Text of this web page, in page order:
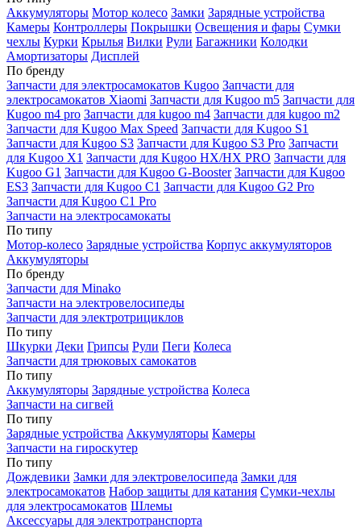
Аккумуляторы Мотор колесо Замки Зарядные устройства
Камеры Контроллеры Покрышки Освещения и фары Сумки
чехлы Курки Крылья Вилки Рули Багажники Колодки
Амортизаторы Дисплей
По бренду
Запчасти для электросамокатов Kugoo Запчасти для
электросамокатов Xiaomi Запчасти для Kugoo m5 Запчасти для
Кugoo m4 pro Запчасти для kugoo m4 Запчасти для kugoo m2
Запчасти для Kugoo Max Speed Запчасти для Kugoo S1
Запчасти для Kugoo S3 Запчасти для Kugoo S3 Pro Запчасти
для Kugoo X1 Запчасти для Kugoo HX/HX PRO Запчасти для
Kugoo G1 Запчасти для Kugoo G-Booster Запчасти для Kugoo
ES3 Запчасти для Kugoo C1 Запчасти для Kugoo G2 Pro
Запчасти для Kugoo C1 Pro
Запчасти на электросамокаты
По типу
Мотор-колесо Зарядные устройства Корпус аккумуляторов
Аккумуляторы
По бренду
Запчасти для Minako
Запчасти на электровелосипеды
Запчасти для электротрициклов
По типу
Шкурки Деки Грипсы Рули Пеги Колеса
Запчасти для трюковых самокатов
По типу
Аккумуляторы Зарядные устройства Колеса
Запчасти на сигвей
По типу
Зарядные устройства Аккумуляторы Камеры
Запчасти на гироскутер
По типу
Дождевики Замки для электровелосипеда Замки для
электросамокатов Набор защиты для катания Сумки-чехлы
для электросамокатов Шлемы
Аксессуары для электротранспорта